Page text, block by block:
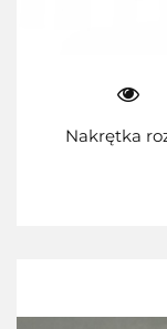
Nakrętka